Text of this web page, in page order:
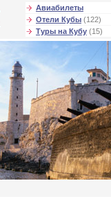
Авиабилеты
Отели Кубы (122)
Туры на Кубу (15)